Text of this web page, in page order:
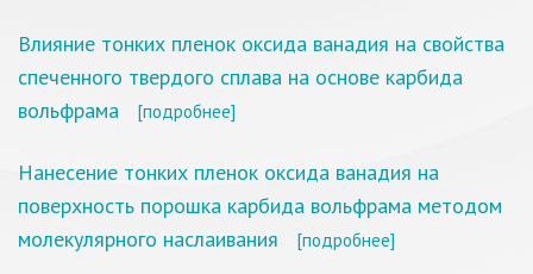
Влияние тонких пленок оксида ванадия на свойства
спеченного твердого сплава на основе карбида
вольфрама
[подробнее]
Нанесение тонких пленок оксида ванадия на
поверхность порошка карбида вольфрама методом
молекулярного наслаивания
[подробнее]